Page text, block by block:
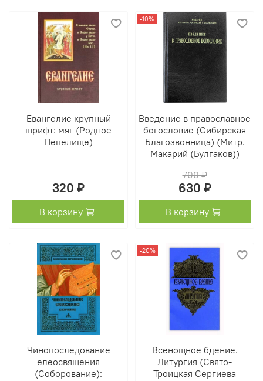
Евангелие крупный
шрифт: мяг (Родное
Пепелище)
320 ₽
В корзину
-10%
Введение в православное
богословие (Сибирская
Благозвонница) (Митр.
Макарий (Булгаков))
700 ₽
630 ₽
В корзину
Чинопоследование
елеосвящения
(Соборование):
-20%
Всенощное бдение.
Литургия (Свято-
Троицкая Сергиева